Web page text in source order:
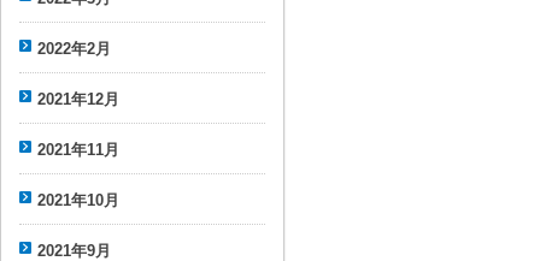
2022年2月
2021年12月
2021年11月
2021年10月
2021年9月